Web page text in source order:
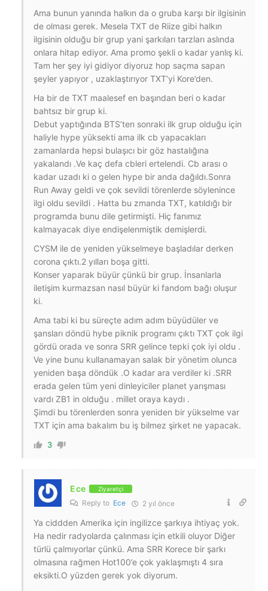
Ama bunun yanında halkın da o gruba karşı bir ilgisinin
de olması gerek. Mesela TXT de Riize gibi halkın
ilgisinin olduğu bir grup yani şarkıları tarzları aslında
onlara hitap ediyor. Ama promo şekli o kadar yanlış ki.
Tam her şey iyi gidiyor diyoruz hop saçma sapan
şeyler yapıyor , uzaklaştırıyor TXT’yi Kore’den.
Ha bir de TXT maalesef en başından beri o kadar
bahtsız bir grup ki.
Debut yaptığında BTS’ten sonraki ilk grup olduğu için
haliyle hype yüksekti ama ilk cb yapacakları
zamanlarda hepsi bulaşıcı bir göz hastalığına
yakalandı .Ve kaç defa cbleri ertelendi. Cb arası o
kadar uzadı ki o gelen hype bir anda dağıldı.Sonra
Run Away geldi ve çok sevildi törenlerde söylenince
ilgi oldu sevildi . Hatta bu zmanda TXT, katıldığı bir
programda bunu dile getirmişti. Hiç fanımız
kalmayacak diye endişelenmiştik demişlerdi.
CYSM ile de yeniden yükselmeye başladılar derken
corona çıktı.2 yılları boşa gitti.
Konser yaparak büyür çünkü bir grup. İnsanlarla
iletişim kurmazsan nasıl büyür ki fandom bağı oluşur
ki.
Ama tabi ki bu süreçte adım adım büyüdüler ve
şansları döndü hybe piknik programı çıktı TXT çok ilgi
gördü orada ve sonra SRR gelince tepki çok iyi oldu .
Ve yine bunu kullanamayan salak bir yönetim olunca
yeniden başa döndük .O kadar ara verdiler ki .SRR
erada gelen tüm yeni dinleyiciler planet yarışması
vardı ZB1 in olduğu . millet oraya kaydı .
Şimdi bu törenlerden sonra yeniden bir yükselme var
TXT için ama bakalım bu iş bilmez şirket ne yapacak.
3
Ece Ziyaretçi
Reply to Ece 2 yıl önce
Ya ciddden Amerika için ingilizce şarkıya ihtiyaç yok.
Ha nedir radyolarda çalınması için etkili oluyor Diğer
türlü çalmıyorlar çünkü. Ama SRR Korece bir şarkı
olmasına rağmen Hot100’e çok yaklaşmıştı 4 sıra
eksikti.O yüzden gerek yok diyorum.